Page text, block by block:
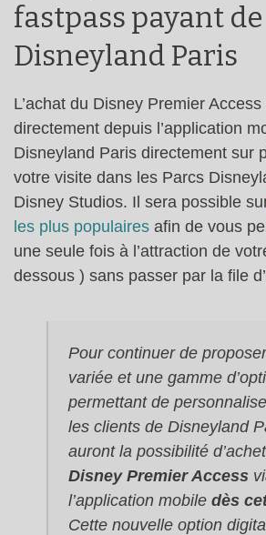
fastpass payant de
Disneyland Paris
L’achat du Disney Premier
directement depuis l’application
Disneyland Paris directement sur
votre visite dans les Parcs
Disney Studios. Il sera possible
les plus populaires afin de vous
une seule fois à l’attraction de
dessous ) sans passer par la file
Pour continuer de
variée et une gamme
permettant de
les clients de Disneyland
auront la possibilité
Disney Premier Access
l’application mobile dès
Cette nouvelle option